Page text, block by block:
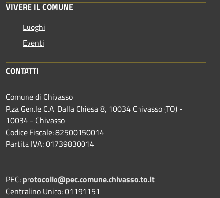
VIVERE IL COMUNE
Luoghi
Eventi
CONTATTI
Comune di Chivasso
P.za Gen.le C.A. Dalla Chiesa 8, 10034 Chivasso (TO) -
10034 - Chivasso
Codice Fiscale: 82500150014
Partita IVA: 01739830014
PEC: protocollo@pec.comune.chivasso.to.it
Centralino Unico: 01191151